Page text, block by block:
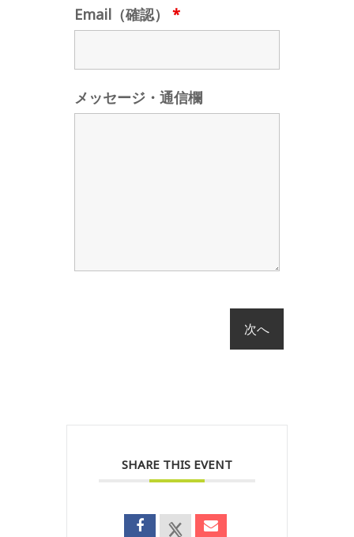
Email（確認） *
メッセージ・通信欄
SHARE THIS EVENT